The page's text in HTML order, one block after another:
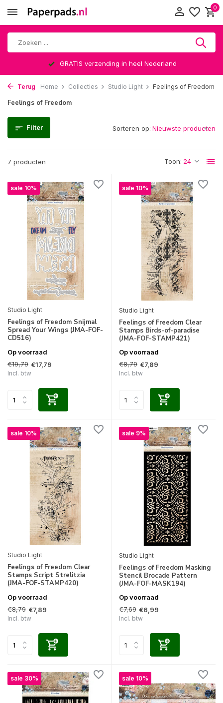
0
GRATIS verzending in heel Nederland
Terug Home Collecties Studio Light Feelings of Freedom
Feelings of Freedom
Filter
7 producten Toon:
Sorteren op:
sale 10%
Studio Light
Feelings of Freedom Snijmal
Spread Your Wings (JMA-FOF-
CD516)
Op voorraad
€19,79 €17,79
Incl. btw
sale 10%
Studio Light
Feelings of Freedom Clear
Stamps Birds-of-paradise
(JMA-FOF-STAMP421)
Op voorraad
€8,79 €7,89
Incl. btw
sale 10%
Studio Light
Feelings of Freedom Clear
Stamps Script Strelitzia
(JMA-FOF-STAMP420)
Op voorraad
€8,79 €7,89
Incl. btw
sale 9%
Studio Light
Feelings of Freedom Masking
Stencil Brocade Pattern
(JMA-FOF-MASK194)
Op voorraad
€7,69 €6,99
Incl. btw
sale 30% sale 10%